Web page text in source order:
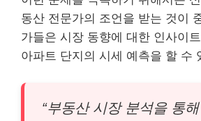
동산 전문가의 조언을 받는 것이
가들은 시장 동향에 대한 인사이
아파트 단지의 시세 예측을 할 수
“부동산 시장 분석을 통